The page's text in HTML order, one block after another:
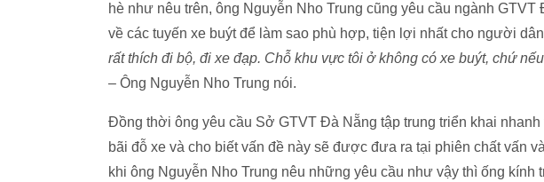
hè như nêu trên, ông Nguyễn Nho Trung cũng yêu cầu ngành
về các tuyến xe buýt để làm sao phù hợp, tiện lợi nhất cho người
rất thích đi bộ, đi xe đạp. Chỗ khu vực tôi ở không có xe buýt, chứ
– Ông Nguyễn Nho Trung nói.
Đồng thời ông yêu cầu Sở GTVT Đà Nẵng tập trung triển khai
bãi đỗ xe và cho biết vấn đề này sẽ được đưa ra tại phiên chất vấn
khi ông Nguyễn Nho Trung nêu những yêu cầu như vậy thì ống